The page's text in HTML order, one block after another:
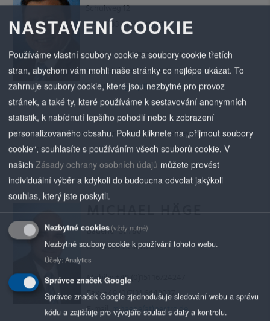
Schulweg 12
D - 36433 Moorgrund
Mobile: +49 (0)151 12018749
Fax: +49 (0)3695 84622
E-mail:t.heger(at)nestro.de
Territories: All international markets (Renewables & Heating
Systems only)
MICHAEL HÄGE
Badener Str. 80
D - 74074 Heilbronn
Mobile: +49 (0)151 16724247
Fax: +49 (0)7131 6442037
E-mail:m.haege(at)nestro.de
NASTAVENÍ COOKIE
Používáme vlastní soubory cookie a soubory cookie třetích
stran, abychom vám mohli naše stránky co nejlépe ukázat. To
zahrnuje soubory cookie, které jsou nezbytné pro provoz
stránek, a také ty, které používáme k sestavování anonymních
statistik, k nabídnutí lepšího pohodlí nebo k zobrazení
personalizovaného obsahu. Pokud kliknete na „přijmout soubory
cookie“, souhlasíte s používáním všech souborů cookie. V
našich Zásady ochrany osobních údajů můžete provést
individuální výběr a kdykoli do budoucna odvolat jakýkoli
souhlas, který jste poskytli.
Nezbytné cookies(vždy nutné)
Nezbytné soubory cookie k používání tohoto webu.
Účely: Analytics
Správce značek Google
Správce značek Google zjednodušuje sledování webu a správu
kódu a zajišťuje pro vývojáře soulad s daty a kontrolu.